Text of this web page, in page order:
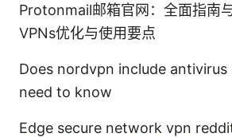
Protonmail邮箱官网：全面指南
VPNs优化与使用要点
Does nordvpn include
need to know
Edge secure network vpn